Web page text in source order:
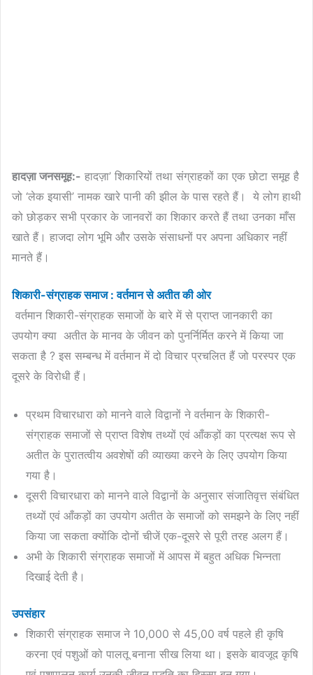
हादज़ा जनसमूह:- हादज़ा’ शिकारियों तथा संग्राहकों का एक छोटा समूह है
जो ‘लेक इयासी’ नामक खारे पानी की झील के पास रहते हैं। ये लोग हाथी
को छोड़कर सभी प्रकार के जानवरों का शिकार करते हैं तथा उनका माँस
खाते हैं। हाजदा लोग भूमि और उसके संसाधनों पर अपना अधिकार नहीं
मानते हैं।
शिकारी-संग्राहक समाज : वर्तमान से अतीत की ओर
वर्तमान शिकारी-संग्राहक समाजों के बारे में से प्राप्त जानकारी का
उपयोग क्या अतीत के मानव के जीवन को पुनर्निर्मित करने में किया जा
सकता है ? इस सम्बन्ध में वर्तमान में दो विचार प्रचलित हैं जो परस्पर एक
दूसरे के विरोधी हैं।
प्रथम विचारधारा को मानने वाले विद्वानों ने वर्तमान के शिकारी-
संग्राहक समाजों से प्राप्त विशेष तथ्यों एवं आँकड़ों का प्रत्यक्ष रूप से
अतीत के पुरातत्वीय अवशेषों की व्याख्या करने के लिए उपयोग किया
गया है।
दूसरी विचारधारा को मानने वाले विद्वानों के अनुसार संजातिवृत्त संबंधित
तथ्यों एवं आँकड़ों का उपयोग अतीत के समाजों को समझने के लिए नहीं
किया जा सकता क्योंकि दोनों चीजें एक-दूसरे से पूरी तरह अलग हैं।
अभी के शिकारी संग्राहक समाजों में आपस में बहुत अधिक भिन्नता
दिखाई देती है।
उपसंहार
शिकारी संग्राहक समाज ने 10,000 से 45,00 वर्ष पहले ही कृषि
करना एवं पशुओं को पालतू बनाना सीख लिया था। इसके बावजूद कृषि